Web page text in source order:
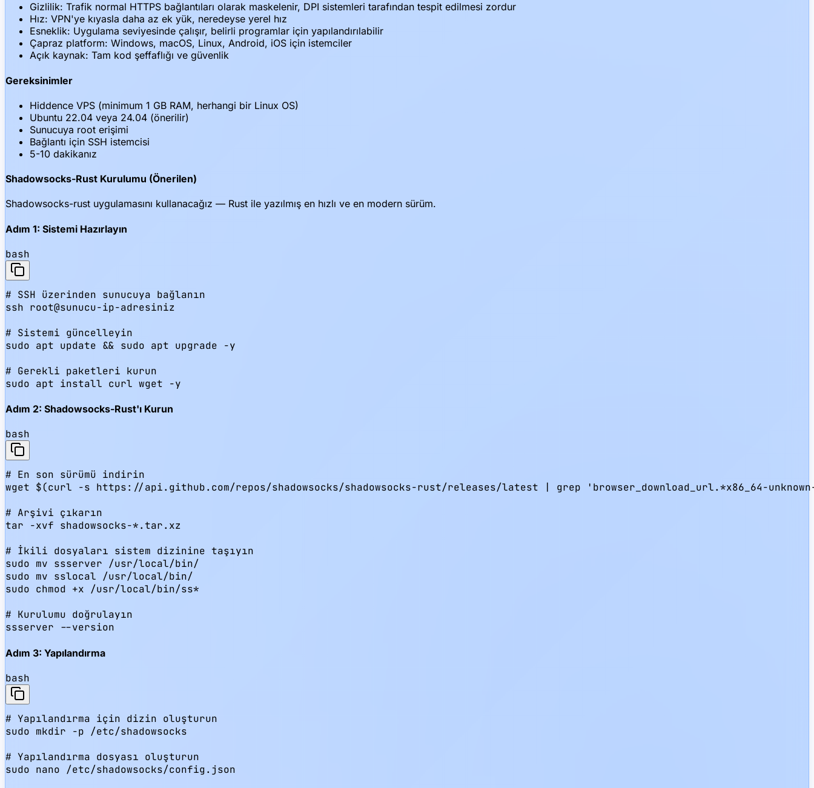
Gizlilik: Trafik normal HTTPS bağlantıları olarak maskelenir, DPI sistemleri tarafından tespit edilmesi zordur
Hız: VPN'ye kıyasla daha az ek yük, neredeyse yerel hız
Esneklik: Uygulama seviyesinde çalışır, belirli programlar için yapılandırılabilir
Çapraz platform: Windows, macOS, Linux, Android, iOS için istemciler
Açık kaynak: Tam kod şeffaflığı ve güvenlik
Gereksinimler
Hiddence VPS (minimum 1 GB RAM, herhangi bir Linux OS)
Ubuntu 22.04 veya 24.04 (önerilir)
Sunucuya root erişimi
Bağlantı için SSH istemcisi
5-10 dakikanız
Shadowsocks-Rust Kurulumu (Önerilen)
Shadowsocks-rust uygulamasını kullanacağız — Rust ile yazılmış en hızlı ve en modern sürüm.
Adım 1: Sistemi Hazırlayın
bash
# SSH üzerinden sunucuya bağlanın
ssh root@sunucu-ip-adresiniz
# Sistemi güncelleyin
sudo apt update && sudo apt upgrade -y
# Gerekli paketleri kurun
sudo apt install curl wget -y
Adım 2: Shadowsocks-Rust'ı Kurun
bash
# En son sürümü indirin
wget $(curl -s https://api.github.com/repos/shadowsocks/shadowsocks-rust/releases/latest | grep 'browser_download_url.*x86_64-
# Arşivi çıkarın
tar -xvf shadowsocks-*.tar.xz
# İkili dosyaları sistem dizinine taşıyın
sudo mv ssserver /usr/local/bin/
sudo mv sslocal /usr/local/bin/
sudo chmod +x /usr/local/bin/ss*
# Kurulumu doğrulayın
ssserver --version
Adım 3: Yapılandırma
bash
# Yapılandırma için dizin oluşturun
sudo mkdir -p /etc/shadowsocks
# Yapılandırma dosyası oluşturun
sudo nano /etc/shadowsocks/config.json